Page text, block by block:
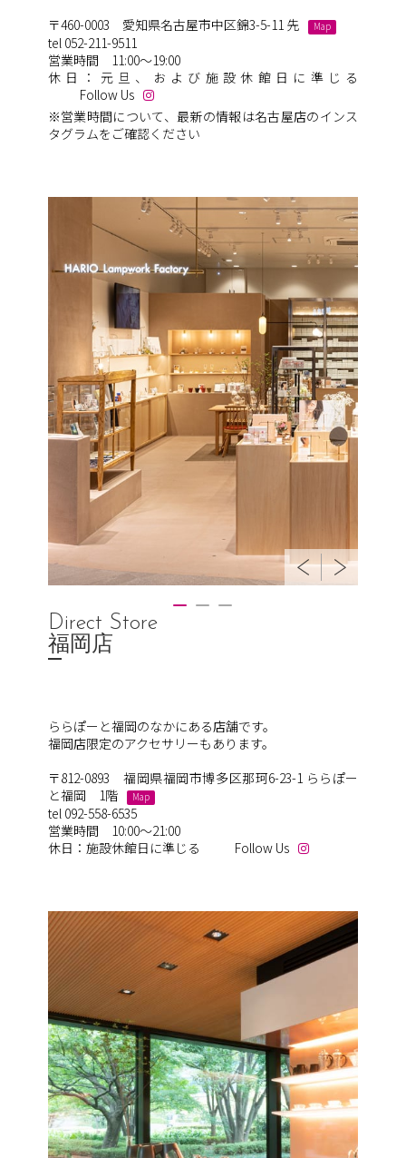
〒460-0003 愛知県名古屋市中区錦3-5-11 先
Map
tel 052-211-9511
営業時間 11:00～19:00
休日：元旦、および施設休館日に準じる
Follow Us
※営業時間について、最新の情報は名古屋店のインス
タグラムをご確認ください
Direct Store
福岡店
ららぽーと福岡のなかにある店舗です。
福岡店限定のアクセサリーもあります。
〒812-0893 福岡県福岡市博多区那珂6-23-1 ららぽー
と福岡 1階
Map
tel 092-558-6535
営業時間 10:00～21:00
休日：施設休館日に準じる
Follow Us